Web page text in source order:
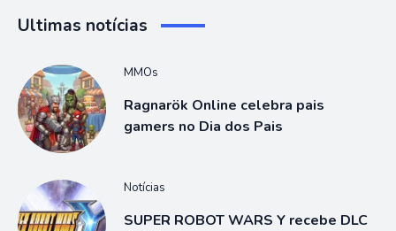
Ultimas notícias
MMOs
Ragnarök Online celebra pais
gamers no Dia dos Pais
Notícias
SUPER ROBOT WARS Y recebe DLC